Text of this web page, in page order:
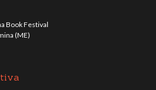
Book Festival
(ME)